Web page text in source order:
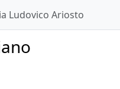
Ludovico Ariosto